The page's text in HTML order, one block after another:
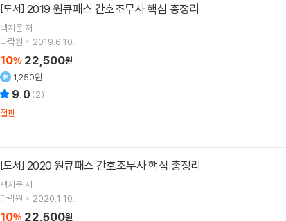
[도서] 2019 원큐패스 간호조무사 핵심 총정리
백지운저
다락원
2019.6.10.
10% 22,500원
1,250원
9.0 (2)
절판
[도서] 2020 원큐패스 간호조무사 핵심 총정리
백지운저
다락원
2020.1.10.
10% 22,500원